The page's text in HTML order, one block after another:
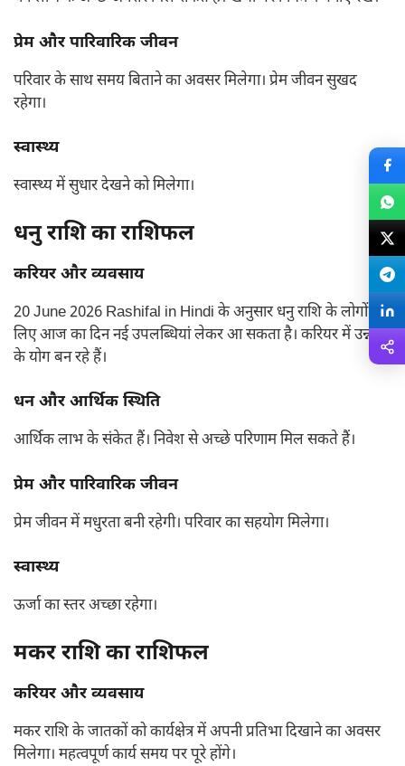
प्रेम और पारिवारिक जीवन
परिवार के साथ समय बिताने का अवसर मिलेगा। प्रेम जीवन सुखद
रहेगा।
स्वास्थ्य
स्वास्थ्य में सुधार देखने को मिलेगा।
धनु राशि का राशिफल
करियर और व्यवसाय
20 June 2026 Rashifal in Hindi के अनुसार धनु राशि के लोगों के
लिए आज का दिन नई उपलब्धियां लेकर आ सकता है। करियर में उन्नति
के योग बन रहे हैं।
धन और आर्थिक स्थिति
आर्थिक लाभ के संकेत हैं। निवेश से अच्छे परिणाम मिल सकते हैं।
प्रेम और पारिवारिक जीवन
प्रेम जीवन में मधुरता बनी रहेगी। परिवार का सहयोग मिलेगा।
स्वास्थ्य
ऊर्जा का स्तर अच्छा रहेगा।
मकर राशि का राशिफल
करियर और व्यवसाय
मकर राशि के जातकों को कार्यक्षेत्र में अपनी प्रतिभा दिखाने का अवसर
मिलेगा। महत्वपूर्ण कार्य समय पर पूरे होंगे।